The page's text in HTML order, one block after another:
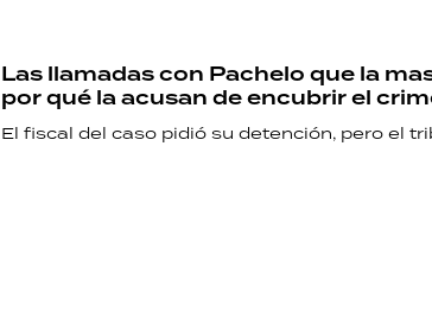
Las llamadas con Pachelo que la
por qué la acusan de encubrir el
El fiscal del caso pidió su detención, pero el